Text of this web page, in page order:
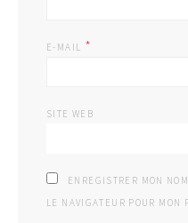
E-MAIL *
SITE WEB
ENREGISTRER MON
LE NAVIGATEUR POUR MON